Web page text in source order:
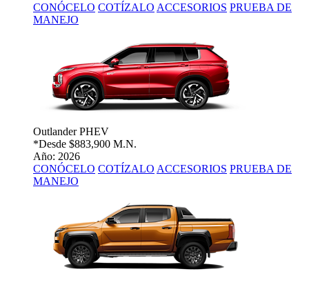
CONÓCELO COTÍZALO ACCESORIOS PRUEBA DE
MANEJO
Outlander PHEV
*Desde $883,900 M.N.
Año: 2026
CONÓCELO COTÍZALO ACCESORIOS PRUEBA DE
MANEJO